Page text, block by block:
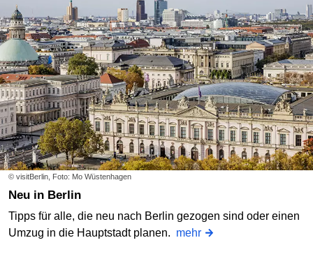
© visitBerlin, Foto: Mo Wüstenhagen
Neu in Berlin
Tipps für alle, die neu nach Berlin gezogen sind oder einen
Umzug in die Hauptstadt planen. mehr